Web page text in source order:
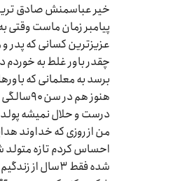
خیر عباسمنش صادق
پیامبر زمان ماست وقتی
عزیزترین کسانی که پدر
چقدر باور غلط به خوردم
برسد به معلمانی که
هنوز هم
درست و حلال نمیشه
من از روزی که خداوند
شده فقط ۳سال از